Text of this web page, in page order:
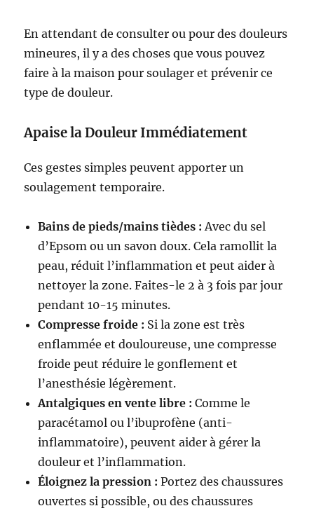
En attendant de consulter ou pour des douleurs
mineures, il y a des choses que vous pouvez
faire à la maison pour soulager et prévenir ce
type de douleur.
Apaise la Douleur Immédiatement
Ces gestes simples peuvent apporter un
soulagement temporaire.
Bains de pieds/mains tièdes : Avec du sel
d’Epsom ou un savon doux. Cela ramollit la
peau, réduit l’inflammation et peut aider à
nettoyer la zone. Faites-le 2 à 3 fois par jour
pendant 10-15 minutes.
Compresse froide : Si la zone est très
enflammée et douloureuse, une compresse
froide peut réduire le gonflement et
l’anesthésie légèrement.
Antalgiques en vente libre : Comme le
paracétamol ou l’ibuprofène (anti-
inflammatoire), peuvent aider à gérer la
douleur et l’inflammation.
Éloignez la pression : Portez des chaussures
ouvertes si possible, ou des chaussures